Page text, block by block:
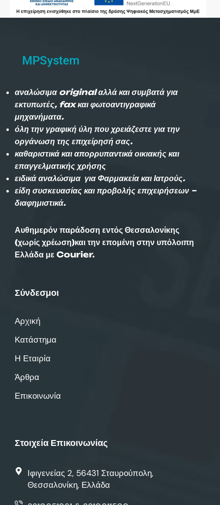
MPSystem
αναλώσιμα original αλλά και συμβατά για
εκτυπωτές, fax και φωτοαντιγραφικά
μηχανήματα.
όλη την γραφική ύλη που χρειάζεστε για την
οργάνωση της επιχείρησή σας.
καθαριστικά και απορρυπαντικά οικιακής και
επαγγελματικής χρήσης
ειδικά αναλώσιμα για Φαρμακεία και Ιατρούς.
είδη συσκευασίας και προβολής επιχειρήσεων –
διαφημιστικά.
Αυθημερόν παράδοση εντός Θεσσαλονίκης
(χωρίς χρέωση)και την επομένη στην υπόλοιπη
Ελλάδα με Courier.
Σύνδεσμοι
Αρχική
Κατάστημα
Η Εταιρία
Άρθρα
Επικοινωνία
Στοιχεία Επικοινωνίας
Ιφιγενείας 2, 56431 Σταυρούπολη,
Θεσσαλονίκη, Ελλάδα